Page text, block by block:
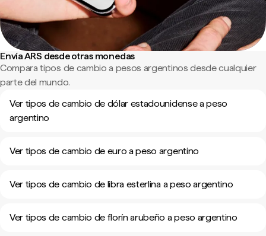
Envía ARS desde otras monedas
Compara tipos de cambio a pesos argentinos desde cualquier
parte del mundo.
Ver tipos de cambio de dólar estadounidense a peso
argentino
Ver tipos de cambio de euro a peso argentino
Ver tipos de cambio de libra esterlina a peso argentino
Ver tipos de cambio de florín arubeño a peso argentino